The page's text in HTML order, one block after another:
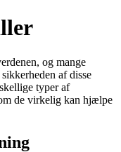
og mange
af disse
typer af
de virkelig kan hjælpe